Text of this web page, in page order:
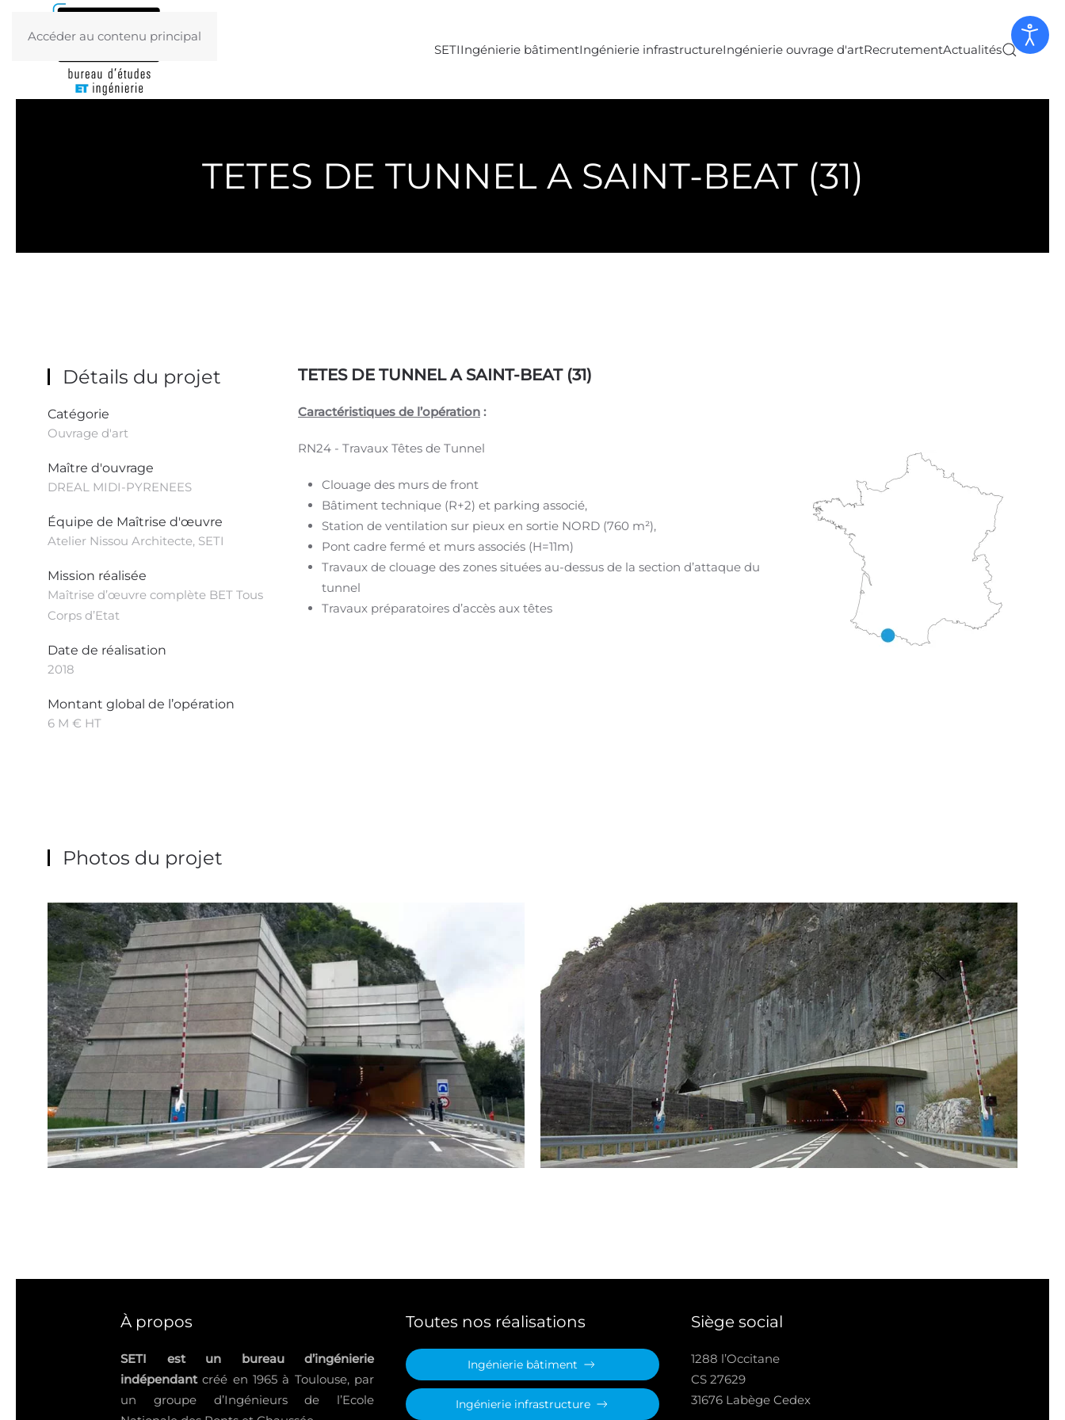
Accéder au contenu principal
SETIIngénierie bâtimentIngénierie infrastructureIngénierie ouvrage d'artRecrutementActualités
TETES DE TUNNEL A SAINT-BEAT (31)
Détails du projet
Catégorie
Ouvrage d'art
Maître d'ouvrage
DREAL MIDI-PYRENEES
Équipe de Maîtrise d'œuvre
Atelier Nissou Architecte, SETI
Mission réalisée
Maîtrise d’œuvre complète BET Tous
Corps d’Etat
Date de réalisation
2018
Montant global de l’opération
6 M € HT
TETES DE TUNNEL A SAINT-BEAT (31)
Caractéristiques de l’opération :
RN24 - Travaux Têtes de Tunnel
Clouage des murs de front
Bâtiment technique (R+2) et parking associé,
Station de ventilation sur pieux en sortie NORD (760 m²),
Pont cadre fermé et murs associés (H=11m)
Travaux de clouage des zones situées au-dessus de la section d’attaque du
tunnel
Travaux préparatoires d’accès aux têtes
Photos du projet
À propos
SETI est un bureau d’ingénierie
indépendantcréé en 1965 à Toulouse, par
un groupe d’Ingénieurs de l’Ecole
Toutes nos réalisations
Ingénierie bâtiment
Ingénierie infrastructure
Siège social
1288 l’Occitane
CS 27629
31676 Labège Cedex